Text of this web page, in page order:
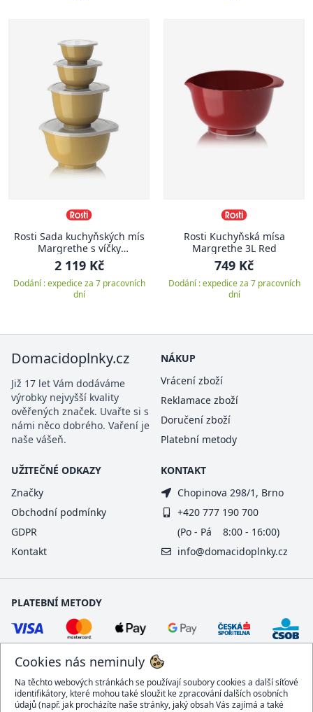
Rosti Sada kuchyňských mís
Margrethe s víčky
0,25+0,5+1,5+3L Curry
2 119 Kč
Dodání : expedice za 7 pracovních
dní
Rosti Kuchyňská mísa
Margrethe 3L Red
749 Kč
Dodání : expedice za 7 pracovních
dní
Cookies nás neminuly
Na těchto webových stránkách se používají soubory cookies a další síťové
identifikátory, které mohou také sloužit ke zpracování dalších osobních
údajů (např. jak procházíte naše stránky, jaký obsah Vás zajímá a také
Domacidoplnky.cz
Již 17 let Vám dodáváme
výrobky nejvyšší kvality
ověřených značek. Uvařte si s
námi něco dobrého. Vaření je
naše vášeň.
NÁKUP
Vrácení zboží
Reklamace zboží
Doručení zboží
Platební metody
UŽITEČNÉ ODKAZY
Značky
Obchodní podmínky
GDPR
Kontakt
KONTAKT
Chopinova 298/1, Brno
+420 777 190 700
(Po - Pá 8:00 - 16:00)
info@domacidoplnky.cz
PLATEBNÍ METODY